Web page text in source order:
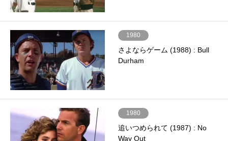
1980
さよならゲーム (1988) : Bull
Durham
1980
追いつめられて (1987) : No
Way Out